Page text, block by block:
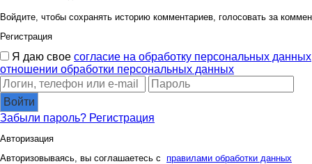
Войдите, чтобы сохранять историю комментариев, голосовать за
Регистрация
Я даю свое согласие на обработку персональных данных
отношении обработки персональных данных
Войти
Забыли пароль? Регистрация
Авторизация
Авторизовываясь, вы соглашаетесь с правилами обработки данных